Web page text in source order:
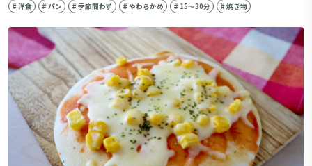
#洋食 #パン #季節問わず #やわらかめ # 15〜30分 #焼き物